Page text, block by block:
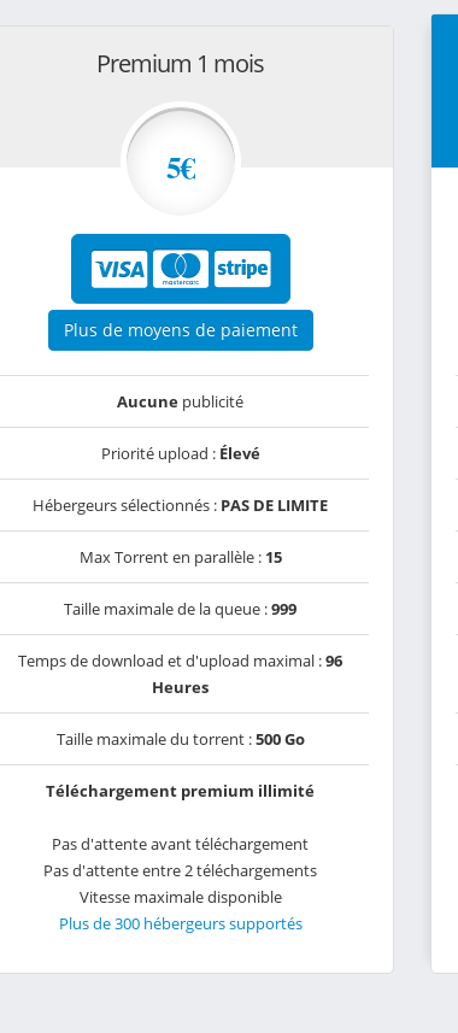
Premium 1 mois
5€
Plus de moyens de paiement
Aucune publicité
Priorité upload : Élevé
Hébergeurs sélectionnés : PAS DE LIMITE
Max Torrent en parallèle : 15
Taille maximale de la queue :999
Temps de download et d'upload maximal :96
Heures
Taille maximale du torrent :500 Go
Téléchargement premium illimité
Pas d'attente avant téléchargement
Pas d'attente entre 2 téléchargements
Vitesse maximale disponible
Plus de 300 hébergeurs supportés